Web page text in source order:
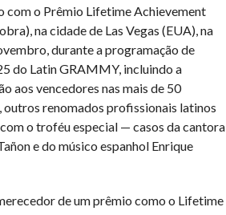
com o Prêmio Lifetime Achievement
na cidade de Las Vegas (EUA), na
durante a programação de
do Latin GRAMMY, incluindo a
aos vencedores nas mais de 50
outros renomados profissionais latinos
o troféu especial — casos da cantora
e do músico espanhol Enrique
de um prêmio como o Lifetime